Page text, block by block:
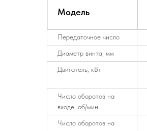
Модель
Передаточное число
Диаметр винта, мм
Двигатель, кВт
Число оборотов на
входе, об/мин
Число оборотов на